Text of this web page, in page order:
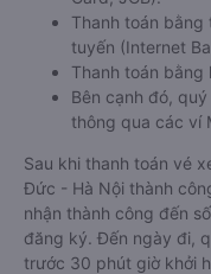
Thanh toán
tuyến (Internet
Thanh toán bằng
Bên cạnh đó,
thông qua các ví
Sau khi thanh toán vé
Đức - Hà Nội thành
nhận thành công đến
đăng ký. Đến ngày đi,
trước 30 phút giờ khởi